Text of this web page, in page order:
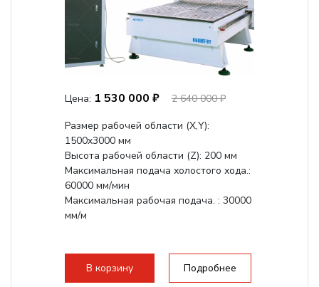
Цена: 1 530 000 ₽
2 640 000 ₽
Размер рабочей области (Х,Y):
1500x3000 мм
Высота рабочей области (Z): 200 мм
Максимальная подача холостого хода.:
60000 мм/мин
Максимальная рабочая подача. : 30000
мм/м
В корзину Подробнее